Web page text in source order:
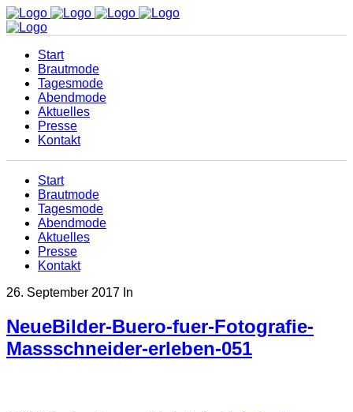
Start
Brautmode
Tagesmode
Abendmode
Aktuelles
Presse
Kontakt
Start
Brautmode
Tagesmode
Abendmode
Aktuelles
Presse
Kontakt
26. September 2017 In
NeueBilder-Buero-fuer-Fotografie-
Massschneider-erleben-051